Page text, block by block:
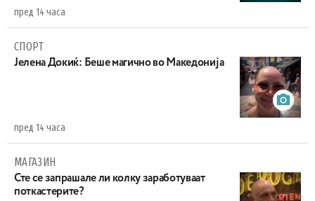
пред 14 часа
СПОРТ
Јелена Докиќ: Беше магично во Македонија
пред 14 часа
МАГАЗИН
Сте се запрашале ли колку заработуваат
поткастерите?